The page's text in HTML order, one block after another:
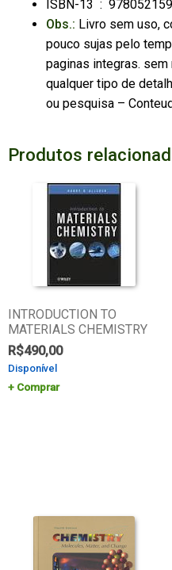
ISBN-13 ‏ : ‎
Obs.: Livro sem uso,
pouco sujas pelo
paginas integras.
qualquer tipo de
ou pesquisa –
Produtos
INTRODUCTION TO
MATERIALS CHEMISTRY
R$490,00
Disponível
Comprar